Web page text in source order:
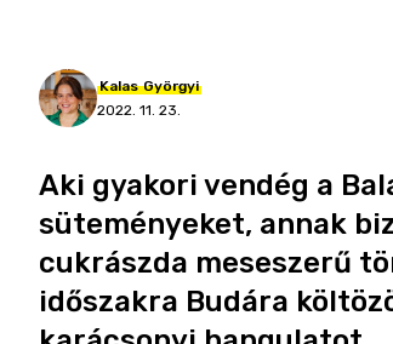
Kalas Györgyi
2022. 11. 23.
Aki gyakori vendég a
süteményeket, annak
cukrászda meseszerű
időszakra Budára